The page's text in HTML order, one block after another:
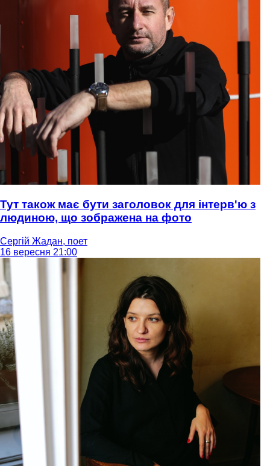
Тут також має бути заголовок для інтерв'ю з
людиною, що зображена на фото
Сергій Жадан, поет
16 вересня 21:00